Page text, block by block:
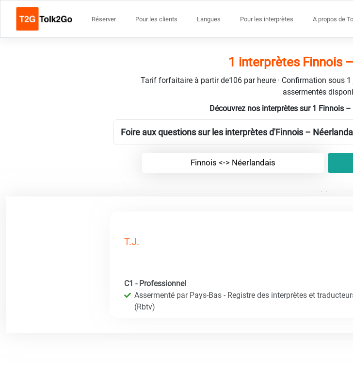
Réserver Pour les clients Langues Pour les interprètes A propos de
1 interprètes Finnois
Tarif forfaitaire à partir de106 par heure · Confirmation sous
assermentés
Découvrez nos interprètes sur 1 Finnois
Foire aux questions sur les interprètes d'Finnois –
Finnois <-> Néerlandais
T.J.
C1 - Professionnel
Assermenté par Pays-Bas - Registre des interprètes et
(Rbtv)